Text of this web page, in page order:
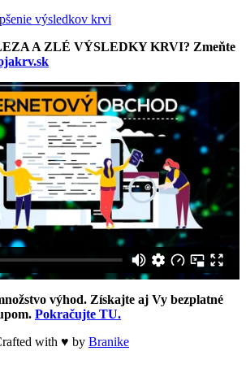
A ZLÉ VÝSLEDKY KRVI? Zmeňte
výhod. Získajte aj Vy bezplatné
Pokračujte TU.
with ♥ by Branike